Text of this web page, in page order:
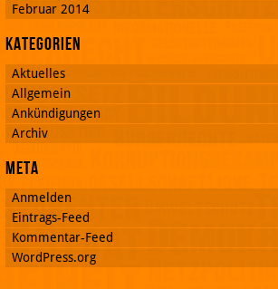
Februar 2014
Kategorien
Aktuelles
Allgemein
Ankündigungen
Archiv
Meta
Anmelden
Eintrags-Feed
Kommentar-Feed
WordPress.org